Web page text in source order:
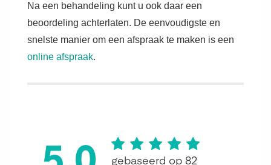
Na een behandeling kunt u ook daar een
beoordeling achterlaten. De eenvoudigste en
snelste manier om een afspraak te maken is een
online afspraak.